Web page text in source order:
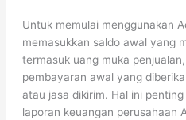
Untuk memulai menggunakan
memasukkan saldo awal yang
termasuk uang muka
pembayaran awal yang
atau jasa dikirim. Hal ini
laporan keuangan perusahaan